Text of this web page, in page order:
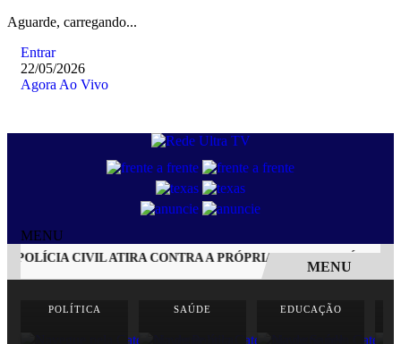
Aguarde, carregando...
Entrar
22/05/2026
Agora Ao Vivo
MENU
CIVIL ATIRA CONTRA A PRÓPRIA CABEÇA APÓS
EM ALTA
MENU
POLÍTICA SAÚDE EDUCAÇÃO